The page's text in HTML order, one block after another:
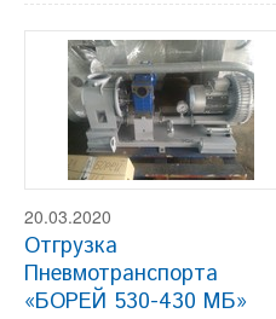
20.03.2020
Отгрузка
Пневмотранспорта
«БОРЕЙ 530-430 МБ»